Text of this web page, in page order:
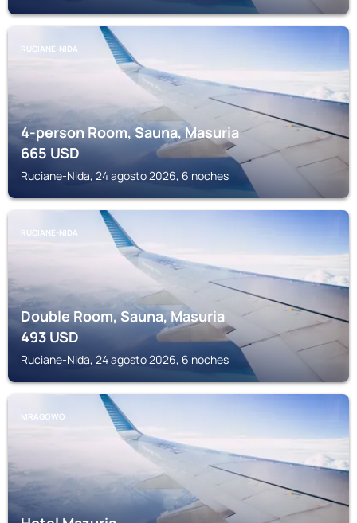
RUCIANE-NIDA
4-person Room, Sauna, Masuria
665USD
Ruciane-Nida, 24 agosto 2026, 6 noches
RUCIANE-NIDA
Double Room, Sauna, Masuria
493USD
Ruciane-Nida, 24 agosto 2026, 6 noches
MRAGOWO